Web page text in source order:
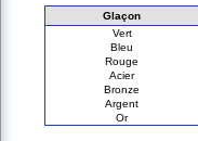
Glaçon
Vert
Bleu
Rouge
Acier
Bronze
Argent
Or